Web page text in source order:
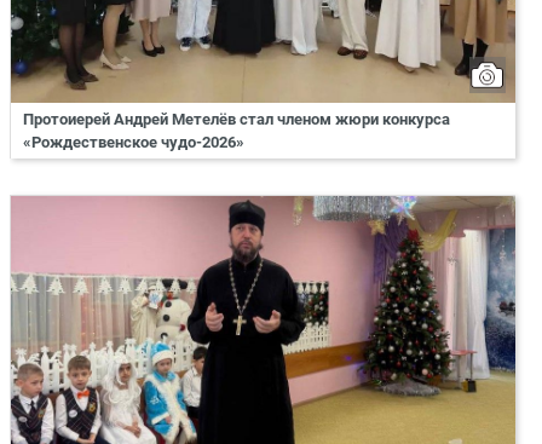
Протоиерей Андрей Метелёв стал членом жюри конкурса
«Рождественское чудо-2026»